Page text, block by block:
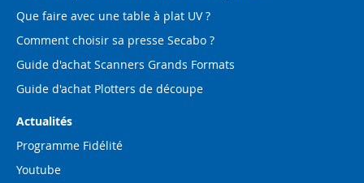
Que faire avec une table à plat UV ?
Comment choisir sa presse Secabo ?
Guide d'achat Scanners Grands Formats
Guide d'achat Plotters de découpe
Actualités
Programme Fidélité
Youtube